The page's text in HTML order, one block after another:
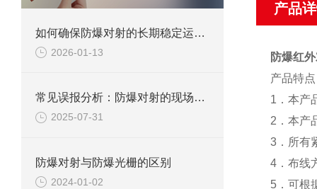
如何确保防爆对射的长期稳定运行？
2026-01-13
常见误报分析：防爆对射的现场调试避坑指南
2025-07-31
防爆对射与防爆光栅的区别
2024-01-02
产品
防爆红
产品特点
1 ．本产
2 ．本产
3．所有
4．布线
5．可根